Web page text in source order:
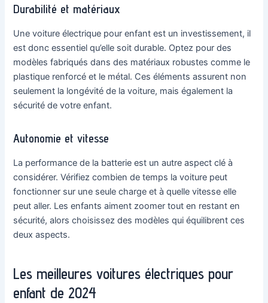
Durabilité et matériaux
Une voiture électrique pour enfant est un investissement, il
est donc essentiel qu’elle soit durable. Optez pour des
modèles fabriqués dans des matériaux robustes comme le
plastique renforcé et le métal. Ces éléments assurent non
seulement la longévité de la voiture, mais également la
sécurité de votre enfant.
Autonomie et vitesse
La performance de la batterie est un autre aspect clé à
considérer. Vérifiez combien de temps la voiture peut
fonctionner sur une seule charge et à quelle vitesse elle
peut aller. Les enfants aiment zoomer tout en restant en
sécurité, alors choisissez des modèles qui équilibrent ces
deux aspects.
Les meilleures voitures électriques pour
enfant de 2024